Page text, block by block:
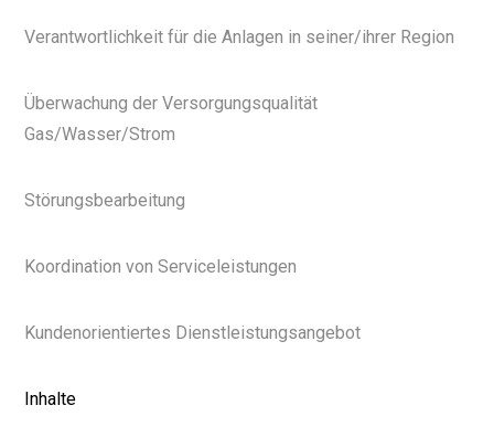
Verantwortlichkeit für die Anlagen in seiner/ihrer Region
Überwachung der Versorgungsqualität
Gas/Wasser/Strom
Störungsbearbeitung
Koordination von Serviceleistungen
Kundenorientiertes Dienstleistungsangebot
Inhalte